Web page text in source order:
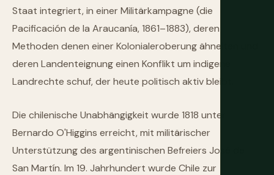
Staat integriert, in einer Militärkampagne (die
Pacificación de la Araucanía, 1861–1883), deren
Methoden denen einer Kolonialeroberung ähnelten und
deren Landenteignung einen Konflikt um indigene
Landrechte schuf, der heute politisch aktiv bleibt.
Die chilenische Unabhängigkeit wurde 1818 unter
Bernardo O'Higgins erreicht, mit militärischer
Unterstützung des argentinischen Befreiers José de
San Martín. Im 19. Jahrhundert wurde Chile zur